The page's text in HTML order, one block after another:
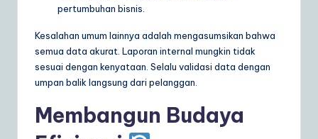
pertumbuhan bisnis.
Kesalahan umum lainnya adalah mengasumsikan bahwa
semua data akurat. Laporan internal mungkin tidak
sesuai dengan kenyataan. Selalu validasi data dengan
umpan balik langsung dari pelanggan.
Membangun Budaya